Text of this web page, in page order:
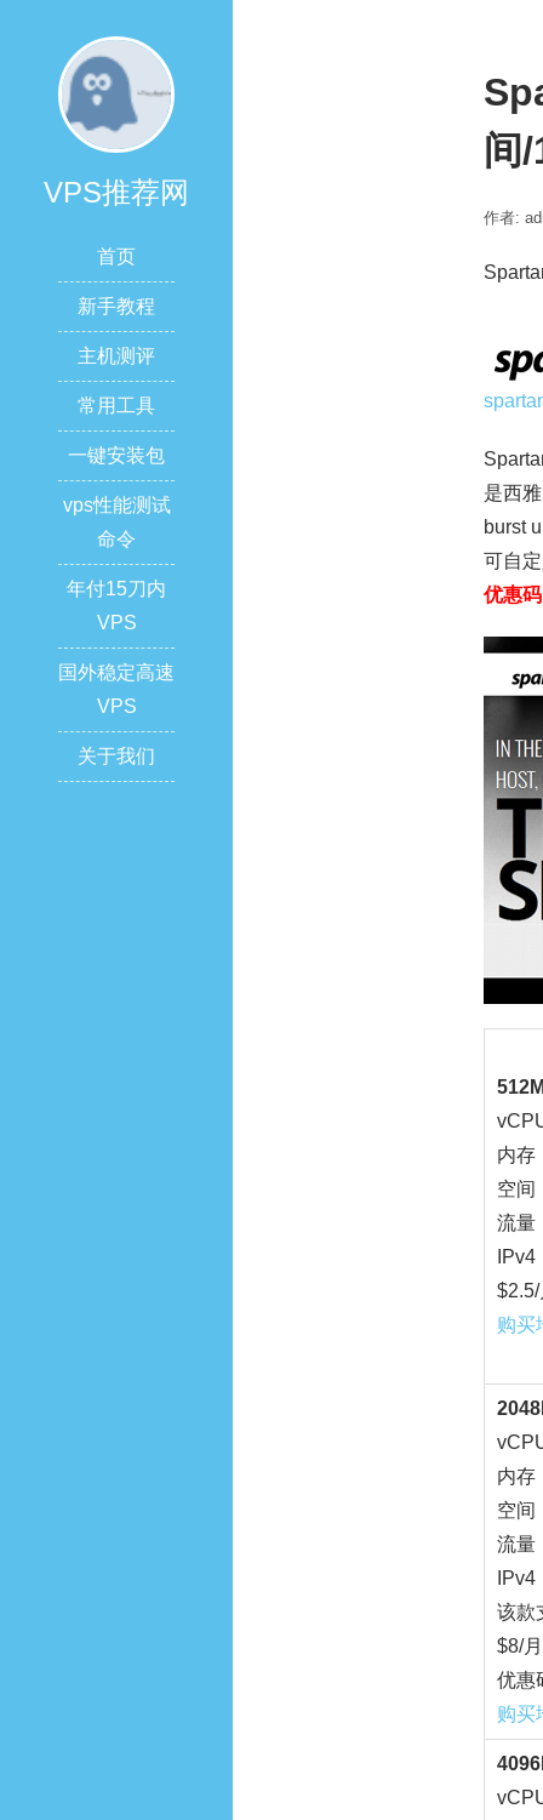
VPS推荐网
首页
新手教程
主机测评
常用工具
一键安装包
vps性能测试
命令
年付15刀内
VPS
国外稳定高速
VPS
关于我们
间
作者:
是西
burst
可自
优惠
内存
空间
流量
IPv4
购买
内存
空间
流量
IPv4
该款
$8/月
优惠
购买